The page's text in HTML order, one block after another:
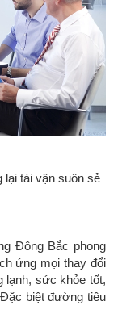
tài vận suôn sẻ
Đông Bắc phong
ứng mọi thay đổi
lạnh, sức khỏe tốt,
biệt đường tiêu